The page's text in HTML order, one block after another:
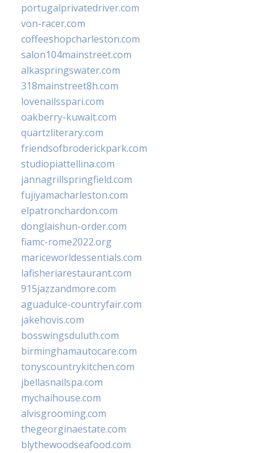
portugalprivatedriver.com
von-racer.com
coffeeshopcharleston.com
salon104mainstreet.com
alkaspringswater.com
318mainstreet8h.com
lovenailsspari.com
oakberry-kuwait.com
quartzliterary.com
friendsofbroderickpark.com
studiopiattellina.com
jannagrillspringfield.com
fujiyamacharleston.com
elpatronchardon.com
donglaishun-order.com
fiamc-rome2022.org
mariceworldessentials.com
lafisheriarestaurant.com
915jazzandmore.com
aguadulce-countryfair.com
jakehovis.com
bosswingsduluth.com
birminghamautocare.com
tonyscountrykitchen.com
jbellasnailspa.com
mychaihouse.com
alvisgrooming.com
thegeorginaestate.com
blythewoodseafood.com